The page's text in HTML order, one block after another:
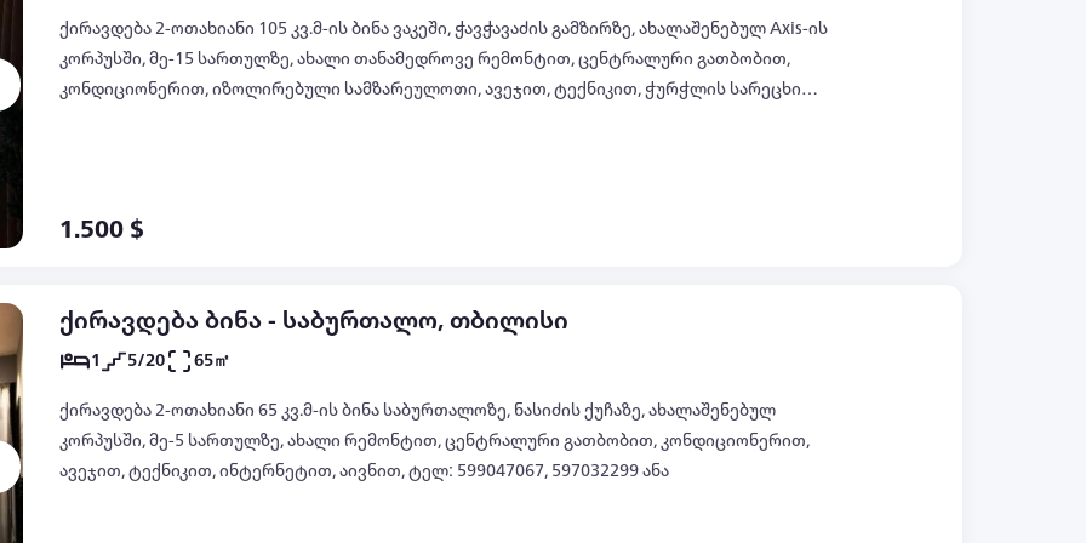
იყიდება ბინები საქართველოში
ქირავდება ბინები საქართველოში
გირავდება ბინები საქართველოში
ბინები დღიურად საქართველოში
სამშენებლო კომპანიები
იყიდება სახლები საქართველოში
ქირავდება სახლები საქართველოში
გირავდება სახლები საქართველოში
სახლები დღიურად საქართველოში
იყიდება მიწის ნაკვეთი საქართველოში
გაიცემა იჯარით მიწის ნაკვეთი
საქართველოში
იყიდება სასტუმროები საქართველოში
ქირავდება სასტუმროები საქართველოში
გირავდება სასტუმროები საქართველოში
იპოთეკური სესხის აღება
პროცენტში
იპოთეკური სესხის კალკულატორი - ყველა
ქირავდება 2-ოთახიანი 105 კვ.მ-ის ბინა ვაკეში, ჭავჭავაძის გამზირზე, ახალაშენებულ Axis-ის
კორპუსში, მე-15 სართულზე, ახალი თანამედროვე რემონტით, ცენტრალური გათბობით,
კონდიციონერით, იზოლირებული სამზარეულოთი, ავეჯით, ტექნიკით, ჭურჭლის სარეცხი
1.500 $
ქირავდება ბინა - საბურთალო, თბილისი
1 5/20 65㎡
ქირავდება 2-ოთახიანი 65 კვ.მ-ის ბინა საბურთალოზე, ნასიძის ქუჩაზე, ახალაშენებულ
კორპუსში, მე-5 სართულზე, ახალი რემონტით, ცენტრალური გათბობით, კონდიციონერით,
ავეჯით, ტექნიკით, ინტერნეტით, აივნით, ტელ: 599047067, 597032299 ანა